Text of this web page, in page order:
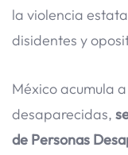
la violencia
disidentes y
México acumula
desaparecidas,
de Personas